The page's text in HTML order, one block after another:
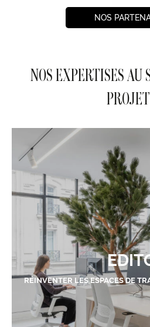
NOS
NOS EXPERTISES AU
RÉINVENTER LES ESPACES DE